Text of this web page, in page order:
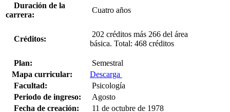
Duración de la
carrera:
Cuatro años
Créditos:
202 créditos más 266 del área
básica. Total: 468 créditos
Plan:
Semestral
Mapa curricular:
Descarga
Facultad:
Psicología
Periodo de ingreso:
Agosto
Fecha de creación:
11 de octubre de 1978